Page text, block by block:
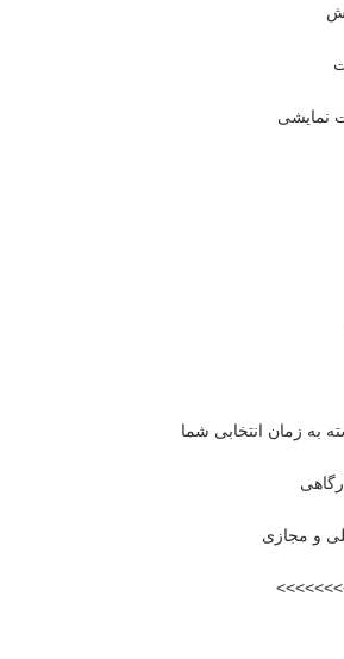
نمایشی
به زمان انتخابی شما
و مجازی